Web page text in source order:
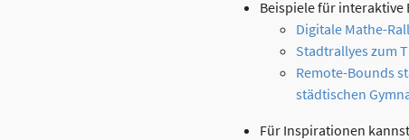
Beispiele für interaktive
Digitale Mathe-
Stadtrallyes zum
Remote-Bounds
städtischen
Für Inspirationen